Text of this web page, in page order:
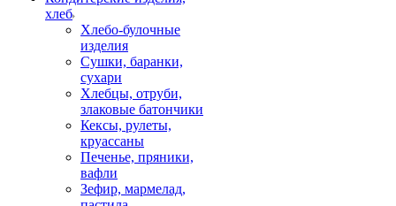
хлеб
Хлебо-булочные
изделия
Сушки, баранки,
сухари
Хлебцы, отруби,
злаковые батончики
Кексы, рулеты,
круассаны
Печенье, пряники,
вафли
Зефир, мармелад,